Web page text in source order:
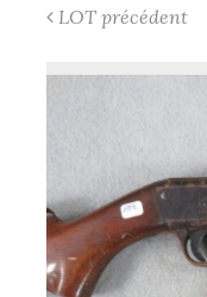
LOT précédent